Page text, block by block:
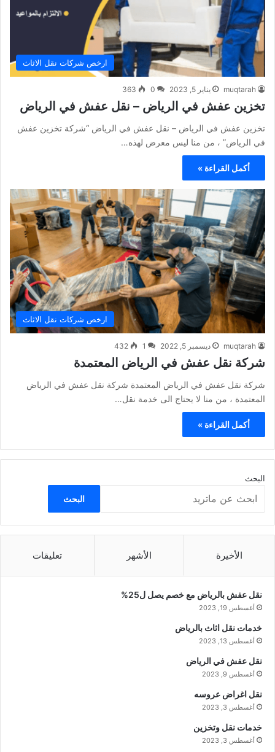
ارخص شركات نقل الاثاث
muqtarah يناير 5, 2023 0
363
تخزين عفش في الرياض – نقل عفش في الرياض
تخزين عفش في الرياض – نقل عفش في الرياض “شركة تخزين عفش
في الرياض” ، من منا ليس معرض لهذه…
أكمل القراءة »
ارخص شركات نقل الاثاث
muqtarah ديسمبر 5, 2022 1
432
شركة نقل عفش في الرياض المعتمدة
شركة نقل عفش في الرياض المعتمدة شركة نقل عفش في الرياض
المعتمدة ، من منا لا يحتاج الى خدمة نقل…
أكمل القراءة »
البحث
البحث
الأخيرة الأشهر تعليقات
نقل عفش بالرياض مع خصم يصل ل25%
أغسطس 19, 2023
خدمات نقل اثاث بالرياض
أغسطس 13, 2023
نقل عفش في الرياض
أغسطس 9, 2023
نقل اغراض عروسه
أغسطس 3, 2023
خدمات نقل وتخزين
أغسطس 3, 2023